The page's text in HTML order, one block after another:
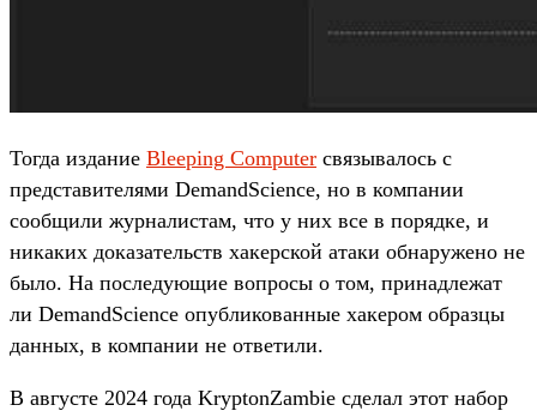
Тогда издание Bleeping Computer связывалось с
представителями DemandScience, но в компании
сообщили журналистам, что у них все в порядке, и
никаких доказательств хакерской атаки обнаружено не
было. На последующие вопросы о том, принадлежат
ли DemandScience опубликованные хакером образцы
данных, в компании не ответили.
В августе 2024 года KryptonZambie сделал этот набор